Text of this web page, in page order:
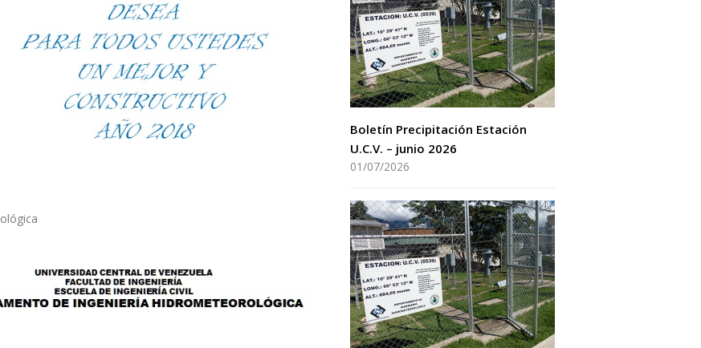
Boletín Precipitación Estación
U.C.V. – junio 2026
01/07/2026